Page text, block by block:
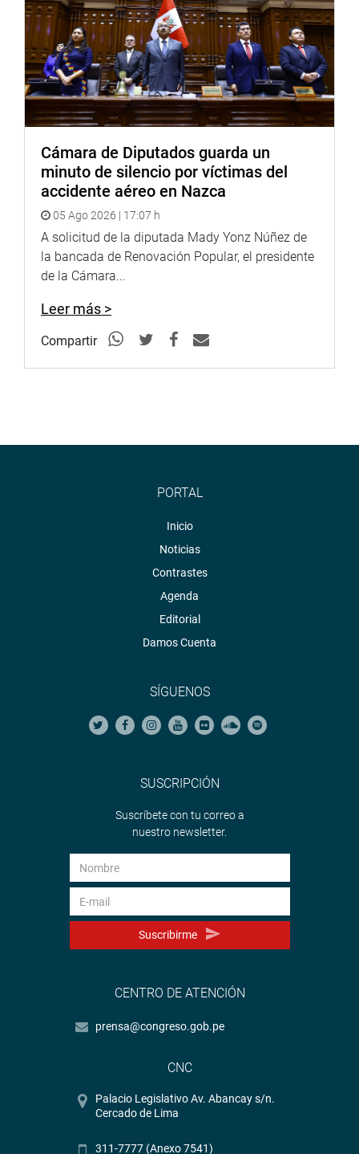
Cámara de Diputados guarda un
minuto de silencio por víctimas del
accidente aéreo en Nazca
05 Ago 2026 | 17:07 h
A solicitud de la diputada Mady Yonz Núñez de
la bancada de Renovación Popular, el presidente
de la Cámara...
Leer más >
Compartir
PORTAL
Inicio
Noticias
Contrastes
Agenda
Editorial
Damos Cuenta
SÍGUENOS
SUSCRIPCIÓN
Suscríbete con tu correo a
nuestro newsletter.
Suscribirme
CENTRO DE ATENCIÓN
prensa@congreso.gob.pe
CNC
Palacio Legislativo Av. Abancay s/n.
Cercado de Lima
311-7777 (Anexo 7541)